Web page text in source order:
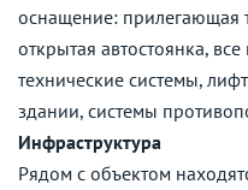
оснащение: прилегающая
открытая автостоянка,
технические системы,
здании, системы
Инфраструктура
Рядом с объектом